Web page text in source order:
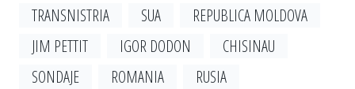
TRANSNISTRIA
SUA
REPUBLICA MOLDOVA
JIM PET­TIT
IGOR DO­DON
CHISINAU
SONDAJE
ROMANIA RUSIA